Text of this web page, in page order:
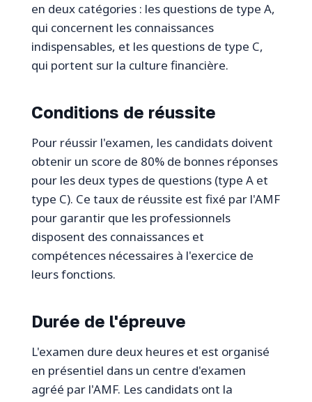
en deux catégories : les questions de type A,
qui concernent les connaissances
indispensables, et les questions de type C,
qui portent sur la culture financière.
Conditions de réussite
Pour réussir l'examen, les candidats doivent
obtenir un score de 80% de bonnes réponses
pour les deux types de questions (type A et
type C). Ce taux de réussite est fixé par l'AMF
pour garantir que les professionnels
disposent des connaissances et
compétences nécessaires à l'exercice de
leurs fonctions.
Durée de l'épreuve
L'examen dure deux heures et est organisé
en présentiel dans un centre d'examen
agréé par l'AMF. Les candidats ont la